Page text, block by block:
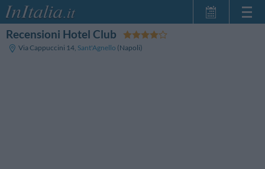
Recensioni Hotel Club
Via Cappuccini 14, Sant'Agnello (Napoli)